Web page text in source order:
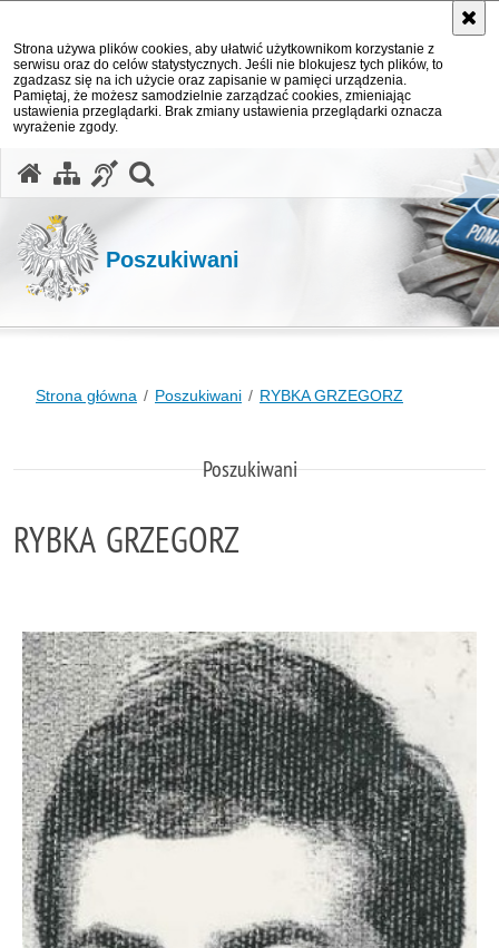
Strona używa plików cookies, aby ułatwić użytkownikom korzystanie z
serwisu oraz do celów statystycznych. Jeśli nie blokujesz tych plików, to
zgadzasz się na ich użycie oraz zapisanie w pamięci urządzenia.
Pamiętaj, że możesz samodzielnie zarządzać cookies, zmieniając
ustawienia przeglądarki. Brak zmiany ustawienia przeglądarki oznacza
wyrażenie zgody.
Poszukiwani
Strona główna Poszukiwani RYBKA GRZEGORZ
Poszukiwani
RYBKA GRZEGORZ